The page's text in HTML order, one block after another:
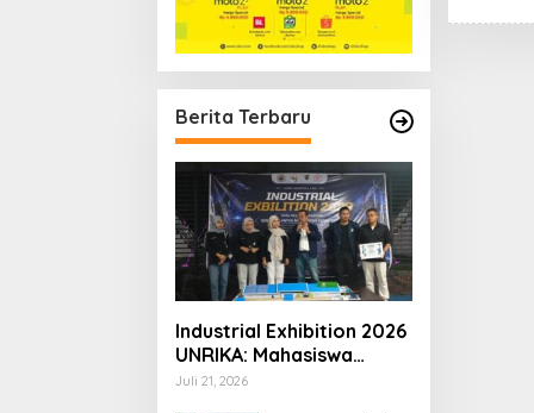
Berita Terbaru
Industrial Exhibition 2026
UNRIKA: Mahasiswa
Teknik Pamerkan Karya
Juli 21, 2026